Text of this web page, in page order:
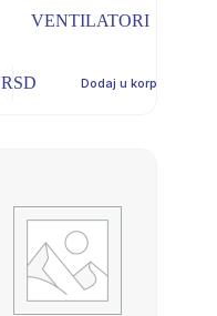
VENTILATORI
RSD Dodaj u korpu